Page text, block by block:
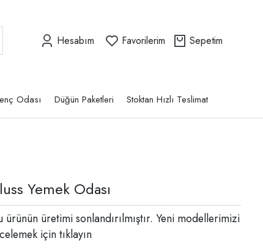
Hesabım Favorilerim Sepetim
Odası Düğün Paketleri Stoktan Hızlı Teslimat
Yemek Odası
ürünün üretimi sonlandırılmıştır. Yeni modellerimizi
içintıklayın